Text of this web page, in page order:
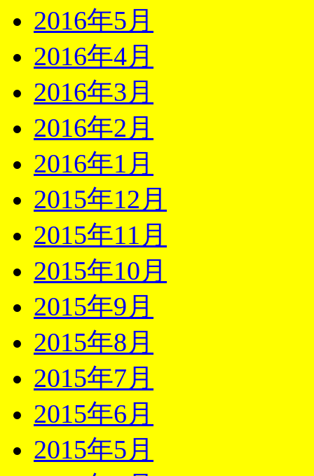
2016年5月
2016年4月
2016年3月
2016年2月
2016年1月
2015年12月
2015年11月
2015年10月
2015年9月
2015年8月
2015年7月
2015年6月
2015年5月